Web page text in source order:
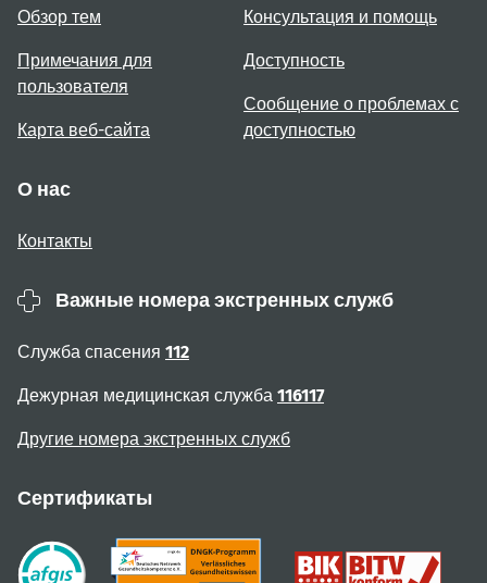
Обзор тем
Примечания для
пользователя
Карта веб-сайта
Консультация и помощь
Доступность
Сообщение о проблемах с
доступностью
О нас
Контакты
Важные номера экстренных служб
Служба спасения 112
Дежурная медицинская служба 116117
Другие номера экстренных служб
Сертификаты